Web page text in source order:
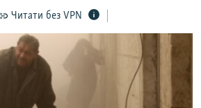
Читати без VPN